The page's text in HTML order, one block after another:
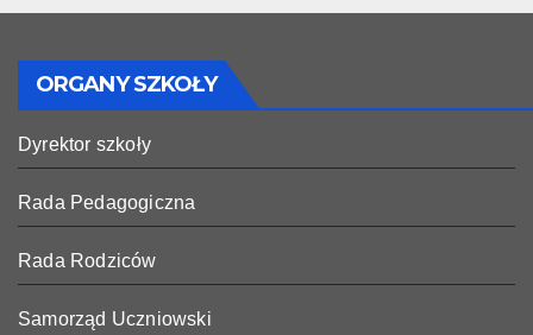
ORGANY SZKOŁY
Dyrektor szkoły
Rada Pedagogiczna
Rada Rodziców
Samorząd Uczniowski